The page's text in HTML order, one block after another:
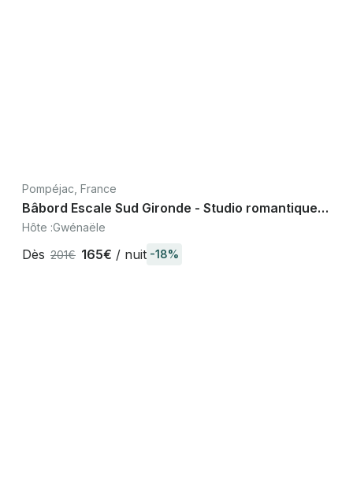
Pompéjac, France
Bâbord Escale Sud Gironde - Studio romantique
jacuzzi privé, Sauternes Bordeaux
Hôte :Gwénaële
Dès 201€ 165€ / nuit -18%